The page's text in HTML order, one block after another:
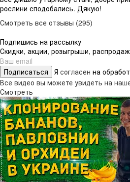
рослини сподобались. Дякую!
Смотреть все отзывы (295)
Подпишись на рассылку
Скидки, акции, розыгрыши,
Подписаться Я согласен на
Все видео вы можете увидеть на
Смотреть